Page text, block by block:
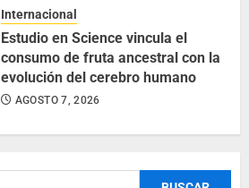
Internacional
Estudio en Science vincula el
consumo de fruta ancestral con la
evolución del cerebro humano
AGOSTO 7, 2026